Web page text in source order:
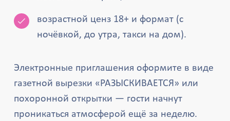
возрастной ценз 18+ и формат (с
ночёвкой, до утра, такси на дом).
Электронные приглашения оформите в виде
газетной вырезки «РАЗЫСКИВАЕТСЯ» или
похоронной открытки — гости начнут
проникаться атмосферой ещё за неделю.